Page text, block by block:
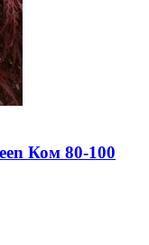
Ком 80-100